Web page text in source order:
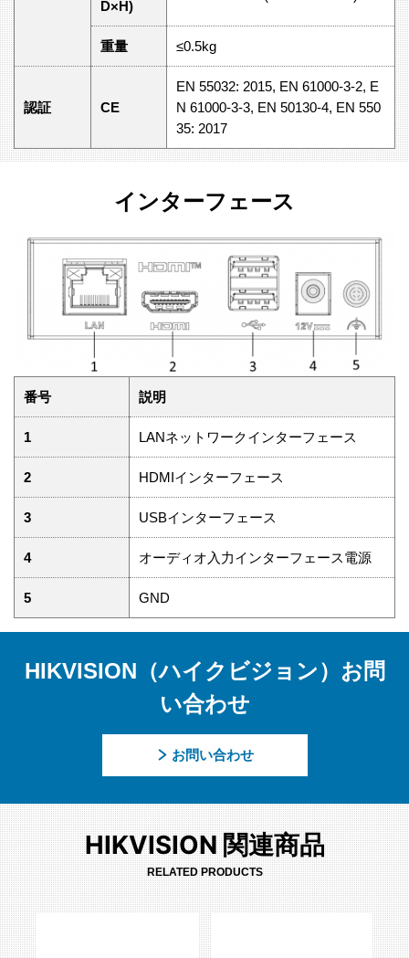
D×H)
重量 ≤0.5kg
認証 CE
EN 55032: 2015, EN 61000-3-2, E
N 61000-3-3, EN 50130-4, EN 550
35: 2017
インターフェース
番号 説明
1 LANネットワークインターフェース
2 HDMIインターフェース
3 USBインターフェース
4 オーディオ入力インターフェース電源
5 GND
HIKVISION（ハイクビジョン）お問
い合わせ
お問い合わせ
HIKVISION 関連商品
RELATED PRODUCTS